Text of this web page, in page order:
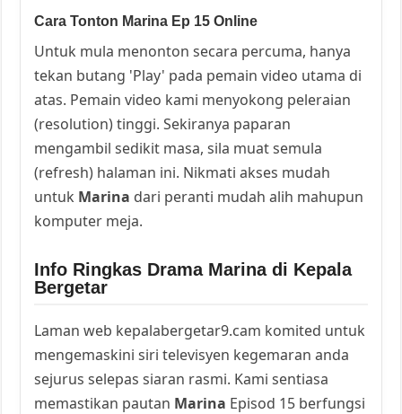
Cara Tonton Marina Ep 15 Online
Untuk mula menonton secara percuma, hanya
tekan butang 'Play' pada pemain video utama di
atas. Pemain video kami menyokong peleraian
(resolution) tinggi. Sekiranya paparan
mengambil sedikit masa, sila muat semula
(refresh) halaman ini. Nikmati akses mudah
untuk Marina dari peranti mudah alih mahupun
komputer meja.
Info Ringkas Drama Marina di Kepala
Bergetar
Laman web kepalabergetar9.cam komited untuk
mengemaskini siri televisyen kegemaran anda
sejurus selepas siaran rasmi. Kami sentiasa
memastikan pautan Marina Episod 15 berfungsi